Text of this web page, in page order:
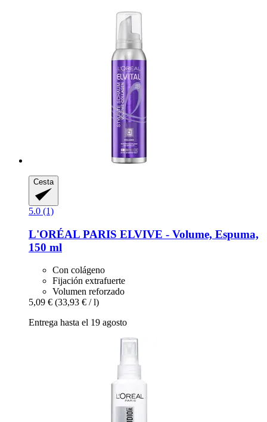
Cesta
5.0 (1)
L'ORÉAL PARIS ELVIVE -​ Volume, Espuma,
150 ml
Con colágeno
Fijación extrafuerte
Volumen reforzado
5,09 € (33,93 € / l)
Entrega hasta el 19 agosto